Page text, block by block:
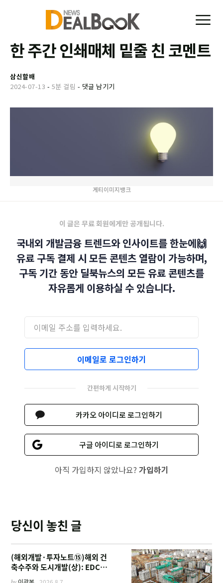
한 주간 인쇄매체 밑줄 친 코멘트
삼신할배
2024-07-13 - 5분 걸림 - 댓글 남기기
게티이미지뱅크
이 글은 무료 회원에게만 공개됩니다.
국내외 개발금융 트렌드와 인사이트를 한눈에🙌
유료 구독 결제 시 모든 콘텐츠 열람이 가능하며,
구독 기간 동안 딜북뉴스의 모든 유료 콘텐츠를
자유롭게 이용하실 수 있습니다.
이메일로 로그인하기
간편하게 시작하기
카카오 아이디로 로그인하기
구글 아이디로 로그인하기
아직 가입하지 않았나요? 가입하기
당신이 놓친 글
(해외개발·투자노트⑮)해외 건
축수주와 도시개발(상): EDCF
부터 계열사 진출 위한 복합시설